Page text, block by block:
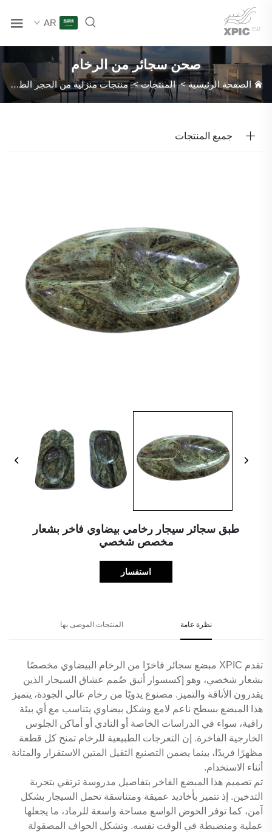
AR
صحن سجائر من الرخام
الصفحة الرئيسية>المنتجات>منتجات منزلية من الحجر الطبيعي
جميع المنتجات
طبق سجائر سيجار رخامي بيضاوي فاخر بشعار
مخصص شخصي
استفسار
نظرة عامة المنتجات الموصى بها
تقدم XPIC مبضع سجائر فاخرًا من الرخام البيضاوي مخصصًا
بشعار شخصي، وهو إكسسوار أنيق صُمم عشاق السيجار الذين
يقدرون الأناقة والتميز. مصنوع يدويًا من رخام عالي الجودة، يتميز
هذا المبضع بسطح ناعم لامع وشكل بيضاوي يتناسب مع أي بيئة
راقية، سواء في الدراسات الخاصة أو النادي أو أماكن الجلوس
الخارجية الفاخرة. إن التعرجات الطبيعية للرخام تمنح كل قطعة
مظهرًا فريدًا، بينما يضمن التصنيع الثقيل المتين الاستقرار والمتانة
أثناء الاستخدام.
تم تصميم هذا المبضع الفاخر بتفاصيل مدروسة ترتقي بتجربة
التدخين. إذ تتميز بأخاديد عميقة ومتناسقة تحمل السيجار بشكل
آمن، كما توفر الحوض الواسع مساحة واسعة للرماد، ما يجعلها
عملية ومنضبطة في الوقت نفسه. وتشكل الحواف المصقولة